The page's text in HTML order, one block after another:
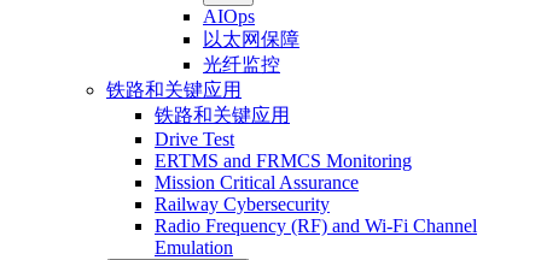
AIOps
以太网保障
光纤监控
铁路和关键应用
铁路和关键应用
Drive Test
ERTMS and FRMCS Monitoring
Mission Critical Assurance
Railway Cybersecurity
Radio Frequency (RF) and Wi-Fi Channel
Emulation